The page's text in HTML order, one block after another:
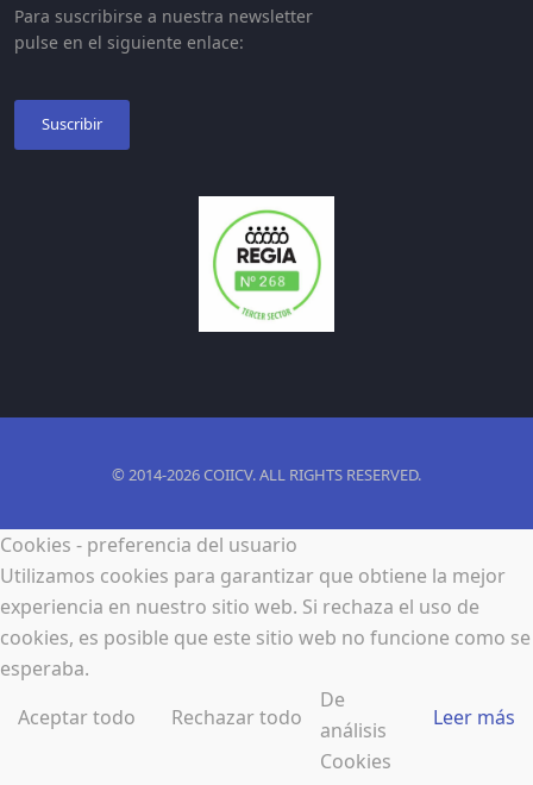
Para suscribirse a nuestra newsletter
pulse en el siguiente enlace:
Suscribir
© 2014-2026 COIICV. ALL RIGHTS RESERVED.
Cookies - preferencia del usuario
Utilizamos cookies para garantizar que obtiene la mejor
experiencia en nuestro sitio web. Si rechaza el uso de
cookies, es posible que este sitio web no funcione como se
esperaba.
Aceptar todo
Rechazar todo Leer más
De
análisis
Cookies